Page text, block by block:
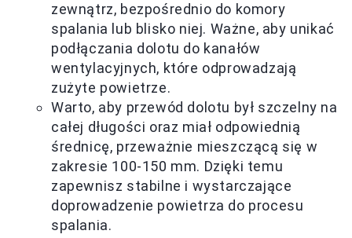
zewnątrz, bezpośrednio do komory
spalania lub blisko niej. Ważne, aby unikać
podłączania dolotu do kanałów
wentylacyjnych, które odprowadzają
zużyte powietrze.
Warto, aby przewód dolotu był szczelny na
całej długości oraz miał odpowiednią
średnicę, przeważnie mieszczącą się w
zakresie 100-150 mm. Dzięki temu
zapewnisz stabilne i wystarczające
doprowadzenie powietrza do procesu
spalania.